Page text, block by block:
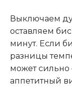
Выключаем
оставляем
минут. Если
разницы
может сильно
аппетитный